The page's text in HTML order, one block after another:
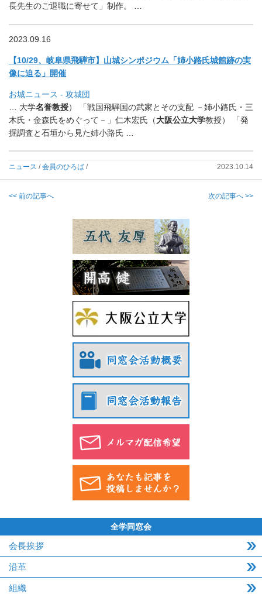
長先生のご退職に寄せて」制作。 …
2023.09.16
【10/29、岐阜県飛騨市】山城シンポジウム「姉小路氏城館跡の実
像に迫る」開催
お城ニュース - 攻城団
… 大学名誉教授） 「戦国飛騨国の武家とその支配 －姉小路氏・三
木氏・金森氏をめぐって－」仁木宏氏（大阪公立大学教授） 「発
掘調査と石垣から見た姉小路氏 …
ニュース /会員のひろば / 2023.10.14
<< 前の記事へ 次の記事へ >>
全学同窓会
会長挨拶
沿革
組織